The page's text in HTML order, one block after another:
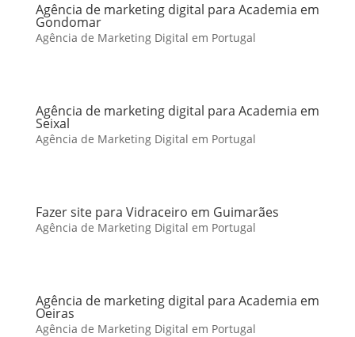
Agência de marketing digital para Academia em
Gondomar
Agência de Marketing Digital em Portugal
Agência de marketing digital para Academia em
Seixal
Agência de Marketing Digital em Portugal
Fazer site para Vidraceiro em Guimarães
Agência de Marketing Digital em Portugal
Agência de marketing digital para Academia em
Oeiras
Agência de Marketing Digital em Portugal